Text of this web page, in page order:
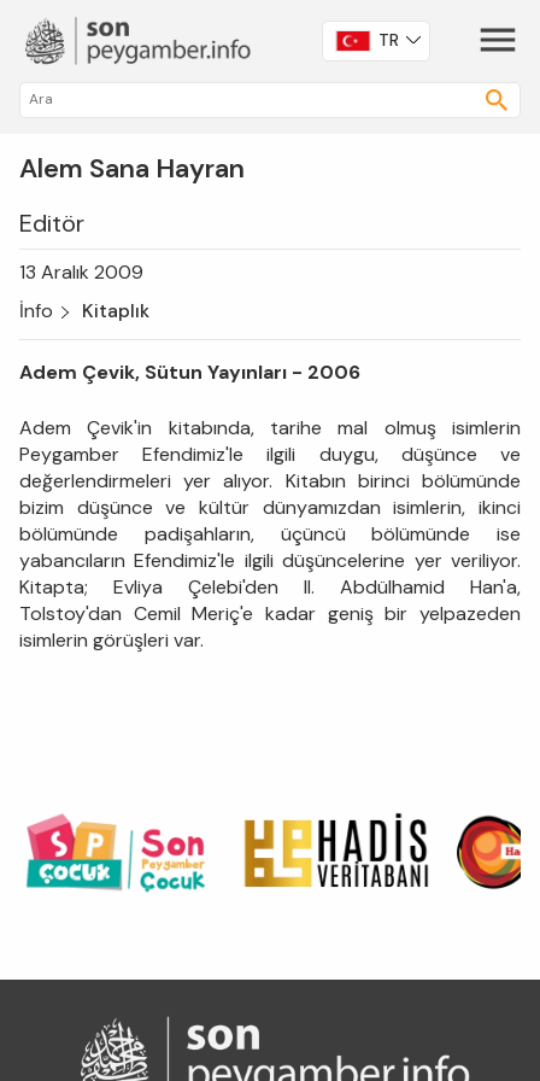
TR
Alem Sana Hayran
Editör
13 Aralık 2009
İnfo
Kitaplık
Adem Çevik, Sütun Yayınları - 2006
Adem Çevik'in kitabında, tarihe mal olmuş isimlerin
Peygamber Efendimiz'le ilgili duygu, düşünce ve
değerlendirmeleri yer alıyor. Kitabın birinci bölümünde
bizim düşünce ve kültür dünyamızdan isimlerin, ikinci
bölümünde padişahların, üçüncü bölümünde ise
yabancıların Efendimiz'le ilgili düşüncelerine yer veriliyor.
Kitapta; Evliya Çelebi'den II. Abdülhamid Han'a,
Tolstoy'dan Cemil Meriç'e kadar geniş bir yelpazeden
isimlerin görüşleri var.